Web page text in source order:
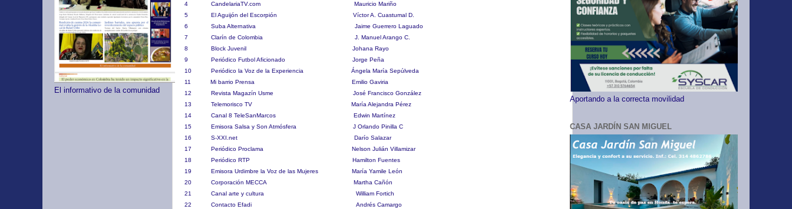
4 CandelariaTV.com Mauricio Mariño
5 El Aguijón del Escorpión Víctor A. Cuastumal D.
6 Suba Alternativa Jaime Guerrero Laguado
7 Clarín de Colombia J. Manuel Arango C.
8 Block Juvenil Johana Rayo
9 Periódico Futbol Aficionado Jorge Peña
10 Periódico la Voz de la Experiencia Ángela María Sepúlveda
11 Mi barrio Prensa Emilio Gaviria
12 Revista Magazín Usme José Francisco González
13 Telemorisco TV María Alejandra Pérez
14 Canal 8 TeleSanMarcos Edwin Martínez
15 Emisora Salsa y Son Atmósfera J Orlando Pinilla C
16 S-XXI.net Darío Salazar
17 Periódico Proclama Nelson Julián Villamizar
18 Periódico RTP Hamilton Fuentes
19 Emisora Urdimbre la Voz de las Mujeres María Yamile León
20 Corporación MECCA Martha Cañón
21 Canal arte y cultura William Fortich
22 Contacto Efadi Andrés Camargo
El informativo de la comunidad
Aportando a la correcta movilidad
CASA JARDÍN SAN MIGUEL